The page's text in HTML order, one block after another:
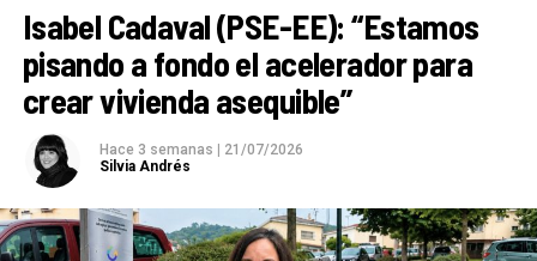
Isabel Cadaval (PSE-EE): “Estamos
pisando a fondo el acelerador para
crear vivienda asequible”
Hace 3 semanas
21/07/2026
Silvia Andrés